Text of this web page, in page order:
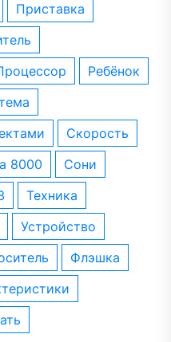
приставка
процессор
ребёнок
скорость
8000
сони
техника
устройство
флэшка